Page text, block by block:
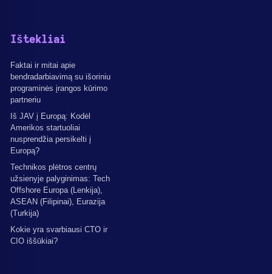
Ištekliai
Faktai ir mitai apie
bendradarbiavimą su išoriniu
programinės įrangos kūrimo
partneriu
Iš JAV į Europą: Kodėl
Amerikos startuoliai
nusprendžia persikelti į
Europą?
Technikos plėtros centrų
užsienyje palyginimas: Tech
Offshore Europa (Lenkija),
ASEAN (Filipinai), Eurazija
(Turkija)
Kokie yra svarbiausi CTO ir
CIO iššūkiai?